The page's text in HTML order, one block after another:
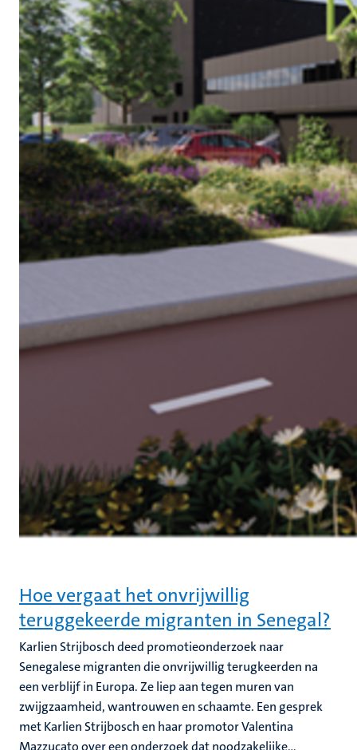
Hoe vergaat het onvrijwillig
teruggekeerde migranten in Senegal?
Karlien Strijbosch deed promotieonderzoek naar
Senegalese migranten die onvrijwillig terugkeerden na
een verblijf in Europa. Ze liep aan tegen muren van
zwijgzaamheid, wantrouwen en schaamte. Een gesprek
met Karlien Strijbosch en haar promotor Valentina
Mazzucato over een onderzoek dat noodzakelijke...